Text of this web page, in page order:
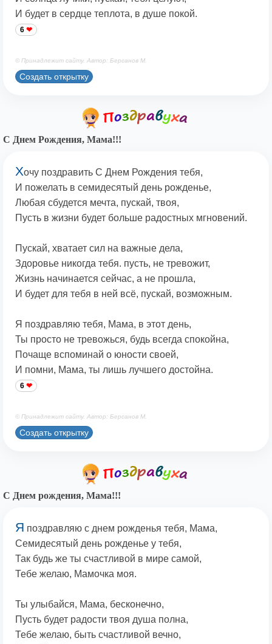
И будет в сердце теплота, в душе покой.
6
© Принадлежит сайту. Автор: Берсанов М.
Создать открытку
С Днем Рождения, Мама!!!
Хочу поздравить С Днем Рождения тебя,
И пожелать в семидесятый день рожденье,
Любая сбудется мечта, пускай, твоя,
Пусть в жизни будет больше радостных мгновений.
Пускай, хватает сил на важные дела,
Здоровье никогда тебя. пусть, не тревожит,
Жизнь начинается сейчас, а не прошла,
И будет для тебя в ней всё, пускай, возможным.
Я поздравляю тебя, Мама, в этот день,
Ты просто не тревожься, будь всегда спокойна,
Почаще вспоминай о юности своей,
И помни, Мама, ты лишь лучшего достойна.
6
© Принадлежит сайту. Автор: Берсанов М.
Создать открытку
С Днем рождения, Мама!!!
Я поздравляю с днем рожденья тебя, Мама,
Семидесятый день рожденье у тебя,
Так будь же ты счастливой в мире самой,
Тебе желаю, Мамочка моя.
Ты улыбайся, Мама, бесконечно,
Пусть будет радости твоя душа полна,
Тебе желаю, быть счастливой вечно,